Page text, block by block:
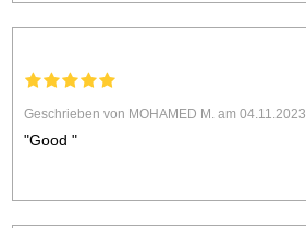
Geschrieben von MOHAMED M. am 04.11.2023
"Good "